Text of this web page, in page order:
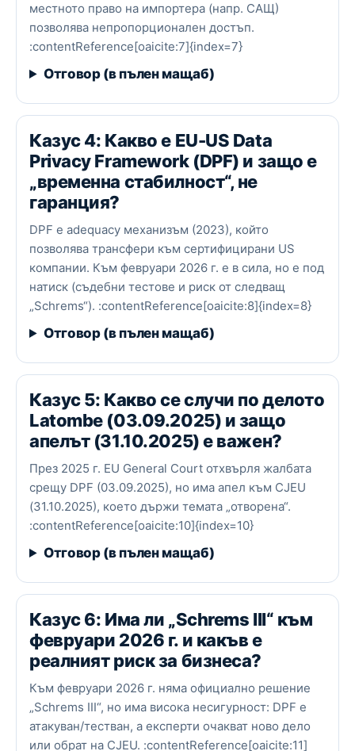
местното право на импортера (напр. САЩ)
позволява непропорционален достъп.
:contentReference[oaicite:7]{index=7}
Отговор (в пълен мащаб)
Казус 4: Какво е EU-US Data
Privacy Framework (DPF) и защо е
„временна стабилност“, не
гаранция?
DPF е adequacy механизъм (2023), който
позволява трансфери към сертифицирани US
компании. Към февруари 2026 г. е в сила, но е под
натиск (съдебни тестове и риск от следващ
„Schrems“). :contentReference[oaicite:8]{index=8}
Отговор (в пълен мащаб)
Казус 5: Какво се случи по делото
Latombe (03.09.2025) и защо
апелът (31.10.2025) е важен?
През 2025 г. EU General Court отхвърля жалбата
срещу DPF (03.09.2025), но има апел към CJEU
(31.10.2025), което държи темата „отворена“.
:contentReference[oaicite:10]{index=10}
Отговор (в пълен мащаб)
Казус 6: Има ли „Schrems III“ към
февруари 2026 г. и какъв е
реалният риск за бизнеса?
Към февруари 2026 г. няма официално решение
„Schrems III“, но има висока несигурност: DPF е
атакуван/тестван, а експерти очакват ново дело
или обрат на CJEU. :contentReference[oaicite:11]